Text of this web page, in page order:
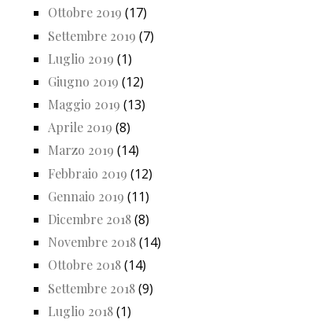
Ottobre 2019 (17)
Settembre 2019 (7)
Luglio 2019 (1)
Giugno 2019 (12)
Maggio 2019 (13)
Aprile 2019 (8)
Marzo 2019 (14)
Febbraio 2019 (12)
Gennaio 2019 (11)
Dicembre 2018(8)
Novembre 2018(14)
Ottobre 2018(14)
Settembre 2018(9)
Luglio 2018(1)